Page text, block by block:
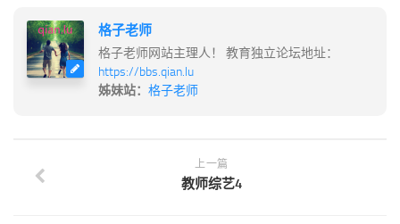
格子老师
格子老师网站主理人！ 教育独立论坛地址：
https://bbs.qian.lu
姊妹站： 格子老师
上一篇
教师综艺4